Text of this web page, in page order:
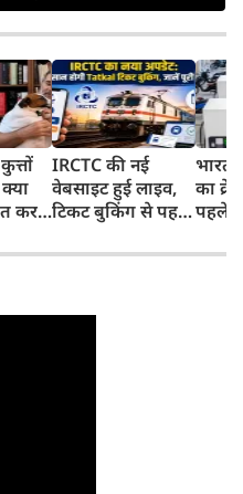
कर
IRCTC की नई
वेबसाइट हुई लाइव,
टिकट बुकिंग से पहले
काम, जानें पूरा
भारत
का
पहले
और